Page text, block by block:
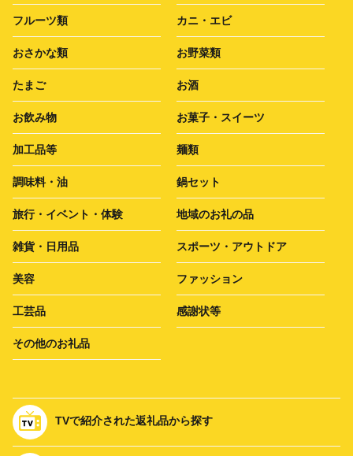
フルーツ類 カニ・エビ
おさかな類 お野菜類
たまご お酒
お飲み物 お菓子・スイーツ
加工品等 麺類
調味料・油 鍋セット
旅行・イベント・体験 地域のお礼の品
雑貨・日用品 スポーツ・アウトドア
美容 ファッション
工芸品 感謝状等
その他のお礼品
TVで紹介された返礼品から探す